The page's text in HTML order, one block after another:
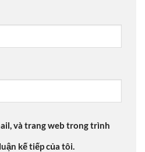
và trang web trong trình
kế tiếp của tôi.